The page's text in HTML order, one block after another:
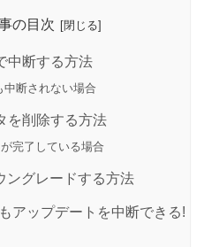
の目次
中断する方法
断されない場合
を削除する方法
完了している場合
ングレードする方法
アップデートを中断できる!